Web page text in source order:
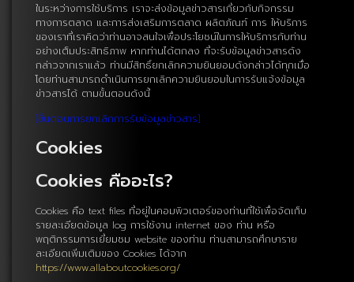
ในระหว่างการใช้บริการ เราจะส่งข้อมูลข่าวสารเกี่ยวกับกิจกรรม
ทางการตลาด และการส่งเสริมการตลาด ผลิตภัณฑ์ การ ให้บริการ
ของเราที่เราคิดว่าท่านอาจสนใจเพื่อประโยชน์ในการให้บริการกับท่าน
อย่างเต็มประสิทธิภาพ หากท่านได้ตกลง ที่จะรับข้อมูลข่าวสารดัง
กล่าวจากเราแล้ว ท่านมีสิทธิ์ยกเลิกความยินยอมดังกล่าวได้ทุกเมื่อ
โดยท่านสามารถดำเนินการยกเลิกความยินยอมในการรับแจ้งข้อมูล
ข่าวสารได้ ตามขั้นตอนดังนี้
[ขั้นตอนการยกเลิกการรับข้อมูลข่าวสาร]
Cookies
Cookies คืออะไร?
Cookies คือ text files ที่อยู่ในคอมพิวเตอร์ของท่านที่ใช้เพื่อจัดเก็บ
รายละเอียดข้อมูล log การใช้งาน internet ของ ท่าน หรือ
พฤติกรรมการเยี่ยมชม website ของท่าน ท่านสามารถศึกษาราย
ละเอียดเพิ่มเติมของ Cookies ได้จาก
https://www.allaboutcookies.org/